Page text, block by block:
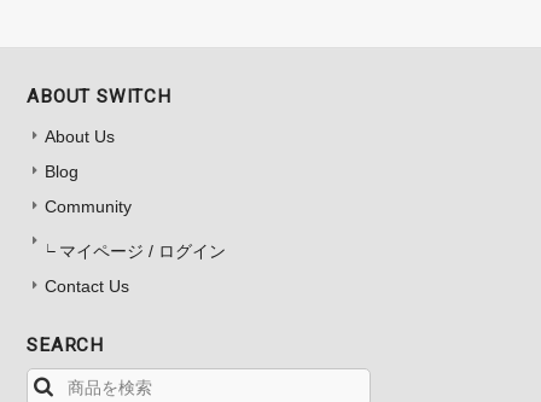
ABOUT SWITCH
About Us
Blog
Community
マイページ / ログイン
Contact Us
SEARCH